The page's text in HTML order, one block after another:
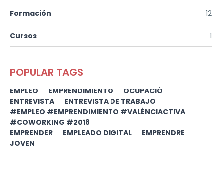
Formación 12
Cursos 1
POPULAR TAGS
EMPLEO EMPRENDIMIENTO
OCUPACIÓ
ENTREVISTA
ENTREVISTA DE TRABAJO
#EMPLEO #EMPRENDIMIENTO #VALÈNCIACTIVA
#COWORKING #2018
EMPRENDER
EMPLEADO DIGITAL
EMPRENDRE
JOVEN